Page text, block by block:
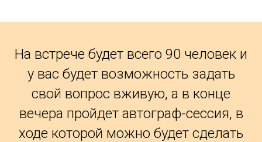
На встрече будет всего 90 человек и
у вас будет возможность задать
свой вопрос вживую, а в конце
вечера пройдет автограф-сессия, в
ходе которой можно будет сделать